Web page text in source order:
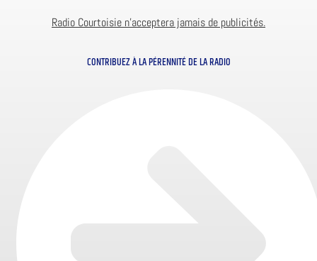
Radio Courtoisie n’acceptera jamais de publicités.
CONTRIBUEZ À LA PÉRENNITÉ DE LA RADIO